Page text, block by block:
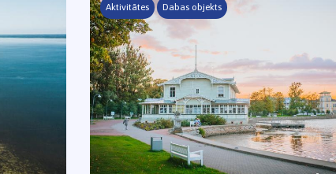
Aktivitātes Dabas objekts